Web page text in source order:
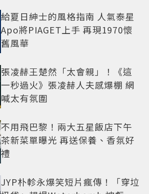
給夏日紳士的風格指南 人氣泰星
Apo將PIAGET上手 再現1970懷
舊風華
張凌赫王楚然「太會親」！《這
一秒過火》張凌赫人夫感爆棚 網
喊太有氛圍
不用飛巴黎！兩大五星飯店下午
茶新菜單曝光 再送保養、香氛好
禮
JYP朴軫永爆笑短片瘋傳！「穿垃